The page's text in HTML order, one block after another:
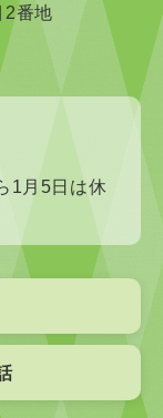
番地
1月5日は休